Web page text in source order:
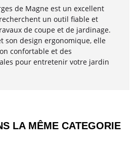
de Magne est un excellent
un outil fiable et
de coupe et de jardinage.
son design ergonomique, elle
confortable et des
pour entretenir votre jardin
LA MÊME CATEGORIE​